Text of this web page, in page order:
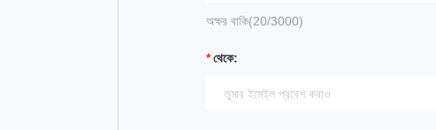
অক্ষর বাকি(20/3000)
থেকে: